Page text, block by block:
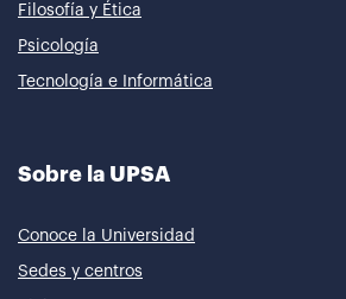
Filosofía y Ética
Psicología
Tecnología e Informática
Sobre la UPSA
Conoce la Universidad
Sedes y centros